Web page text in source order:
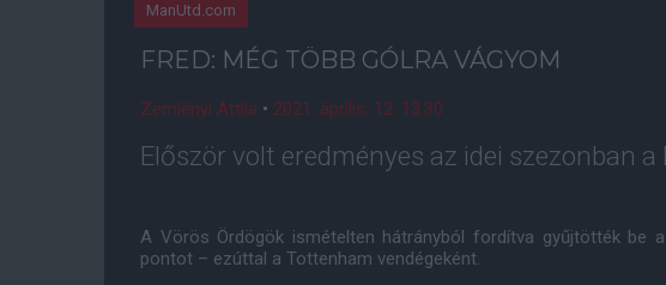
ManUtd.com
FRED: MÉG TÖBB GÓLRA VÁGYOM
Zemlényi Attila • 2021. április. 12. 13:30
Először volt eredményes az idei szezonban a
A Vörös Ördögök ismételten hátrányból fordítva gyűjtötték be
pontot – ezúttal a Tottenham vendégeként.